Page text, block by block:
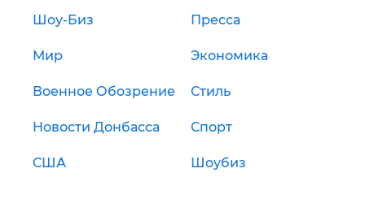
Шоу-Биз Пресса
Мир Экономика
Военное Обозрение Стиль
Новости Донбасса Спорт
США Шоубиз